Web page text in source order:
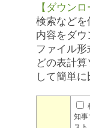
【ダウンロ
検索などを
内容をダウ
ファイル
どの表計
して簡単に
知事